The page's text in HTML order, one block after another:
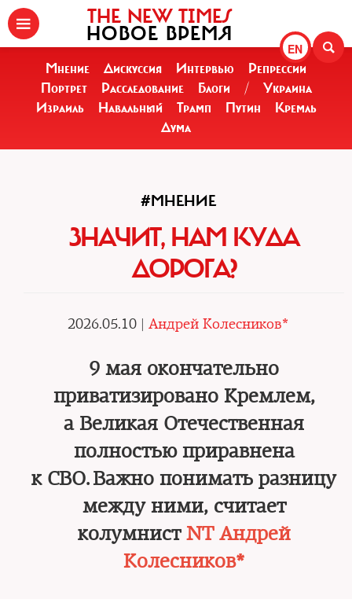
EN
THE NEW TIMES
НОВОЕ ВРЕМЯ
Мнение Дискуссия Интервью
Репрессии
Портрет
Расследование Блоги /
Украина
Израиль
Навальный Трамп Путин
Кремль
Дума
#МНЕНИЕ
ЗНАЧИТ, НАМ КУДА
ДОРОГА?
2026.05.10 | Андрей Колесников*
9 мая окончательно
приватизировано Кремлем,
а Великая Отечественная
полностью приравнена
к СВО. Важно понимать разницу
между ними, считает
колумнист NT Андрей
Колесников*